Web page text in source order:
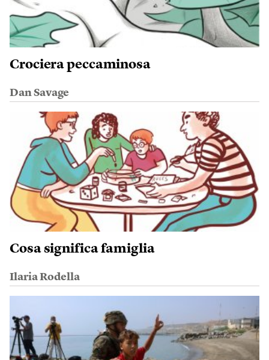
Crociera peccaminosa
Dan Savage
Cosa significa famiglia
Ilaria Rodella